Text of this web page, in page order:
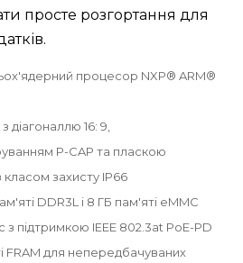
просте розгортання для
процесор NXP® ARM®
діагоналлю 16: 9,
P-CAP та пласкою
захисту IP66
DDR3L і 8 ГБ пам'яті eMMC
з підтримкою IEEE 802.3at PoE-PD
FRAM для непередбачуваних